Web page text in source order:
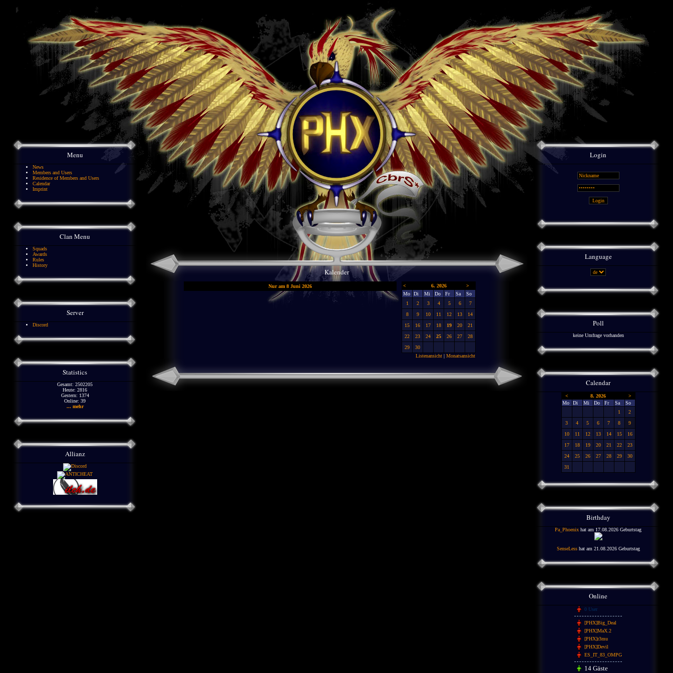
Menu
News
Members and Users
Residence of Members and Users
Calendar
Imprint
Clan Menu
Squads
Awards
Rules
History
Server
Discord
Statistics
Gesamt: 2502205
Heute: 2816
Gestern: 1374
Online: 39
... mehr
Allianz
Kalender
Nur am 8 Juni 2026 < 6. 2026
>
Mo
Di Mi Do Fr Sa
So
1
2 3 4 5 6
7
8
9 10 11 12 13
14
15
16 17 18 19 20
21
22
23 24 25 26 27
28
29
30
Listenansicht | Monatsansicht
Login
Language
Poll
keine Umfrage vorhanden
Calendar
< 8. 2026
>
Mo
Di Mi Do Fr Sa
So
1
2
3
4 5 6 7 8
9
10
11 12 13 14 15
16
17
18 19 20 21 22
23
24
25 26 27 28 29
30
31
Birthday
Pa_Phoenix hat am 17.08.2026 Geburtstag
SenseLesshat am 21.08.2026 Geburtstag
Online
0 User
[PHX]Big_Deal
[PHX]MaX.2
[PHX]r3mu
[PHX]Devil
ES_IT_83_OMPG
14 Gäste